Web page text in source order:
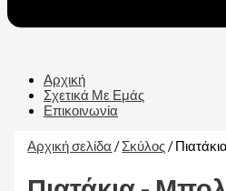
Αρχική
Σχετικά Με Εμάς
Επικοινωνία
Αρχική σελίδα /Σκύλος/